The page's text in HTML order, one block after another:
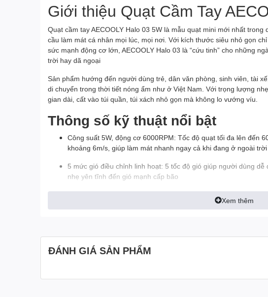
Giới thiệu Quạt Cầm Tay
Quạt cầm tay AECOOLY Halo 03 5W là mẫu quạt mini mới nhất
cầu làm mát cá nhân mọi lúc, mọi nơi. Với kích thước siêu nhỏ gọn
sức mạnh động cơ lớn, AECOOLY Halo 03 là “cứu tinh” cho những
trời hay dã ngoại
Sản phẩm hướng đến người dùng trẻ, dân văn phòng, sinh viên, tài
di chuyển trong thời tiết nóng ẩm như ở Việt Nam. Với trọng lượng
gian dài, cất vào túi quần, túi xách nhỏ gọn mà không lo vướng víu.
Thông số kỹ thuật nổi bật
Công suất 5W, động cơ 6000RPM: Tốc độ quạt tối đa lên đến
khoảng 6m/s, giúp làm mát nhanh ngay cả khi đang ở ngoài
5 mức gió điều chỉnh linh hoạt: 5 tốc độ gió giúp người dùng
nhẹ yên tĩnh đến gió mạnh cấp bão
thời gian khoảng 1.7–3 giờ, đủ dùng cho một ngày di chuyển, đi
7 cánh quạt tối ưu: Thiết kế 7 cánh giúp cắt gió mềm hơn,
Sạc USB‑C: Hỗ trợ sạc qua cổng USB‑C phổ biến, chỉ mất
Xem thêm
ĐÁNH GIÁ SẢN PHẨM